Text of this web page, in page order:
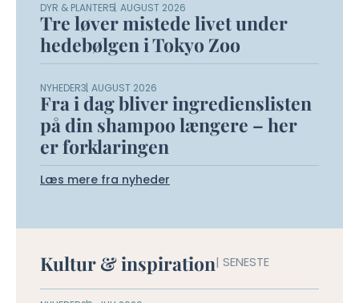
DYR & PLANTER5. AUGUST 2026
Tre løver mistede livet under
hedebølgen i Tokyo Zoo
NYHEDER3. AUGUST 2026
Fra i dag bliver ingredienslisten
på din shampoo længere – her
er forklaringen
Læs mere fra nyheder
Kultur & inspiration| SENESTE